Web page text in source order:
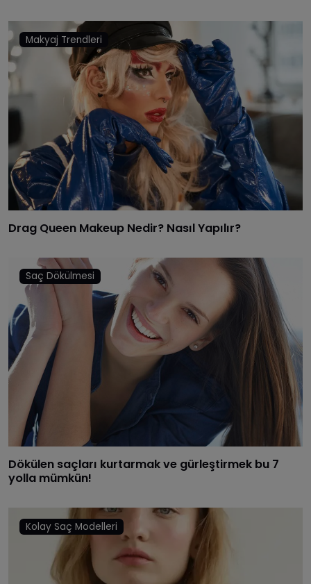
Makyaj Trendleri
Drag Queen Makeup Nedir? Nasıl Yapılır?
Saç Dökülmesi
Dökülen saçları kurtarmak ve gürleştirmek bu 7
yolla mümkün!
Kolay Saç Modelleri